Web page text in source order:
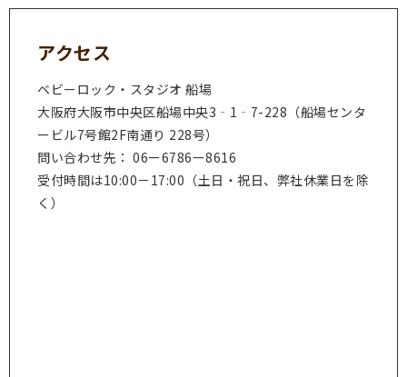
アクセス
ベビーロック・スタジオ 船場
大阪府大阪市中央区船場中央3‐1‐7-228（船場センタ
ービル7号館2F南通り 228号）
問い合わせ先： 06ー6786ー8616
受付時間は10:00－17:00（土日・祝日、弊社休業日を除
く）